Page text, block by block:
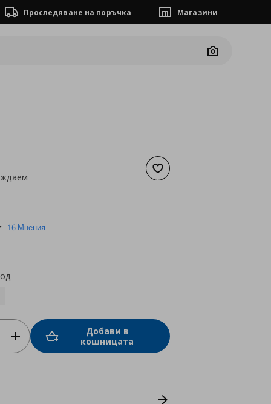
Проследяване на поръчка Магазини
Camera
Добави към списъка с
4.7
16 Мнения
Добави в
кошницата